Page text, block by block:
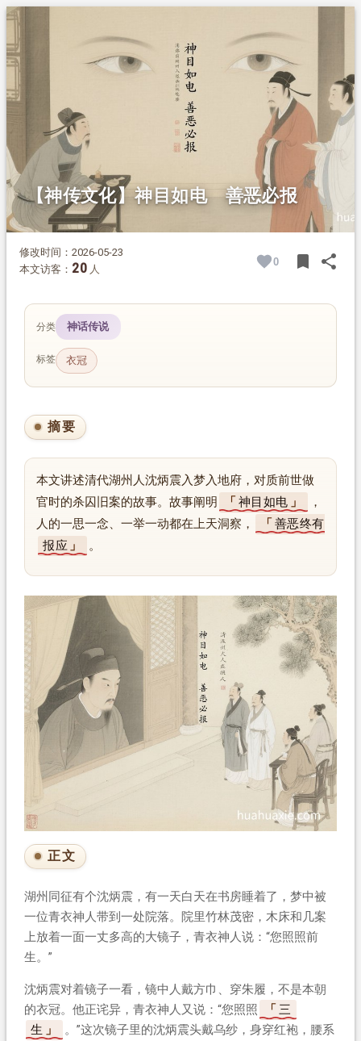
1.
2.
【神传文化】神目如电 善恶必报
修改时间：2026-05-23
本文访客： 20 人
0 bookmark share
分类 神话传说
标签 衣冠
摘要
本文讲述清代湖州人沈炳震入梦入地府，对质前世做
官时的杀囚旧案的故事。故事阐明
神目如电
，
人的一思一念、一举一动都在上天洞察，
善恶终有
报应
。
正文
湖州同征有个沈炳震，有一天白天在书房睡着了，梦中被
一位青衣神人带到一处院落。院里竹林茂密，木床和几案
上放着一面一丈多高的大镜子，青衣神人说：“您照照前
生。”
沈炳震对着镜子一看，镜中人戴方巾、穿朱履，不是本朝
的衣冠。他正诧异，青衣神人又说：“您照照
三
生
。”这次镜子里的沈炳震头戴乌纱，身穿红袍，腰系